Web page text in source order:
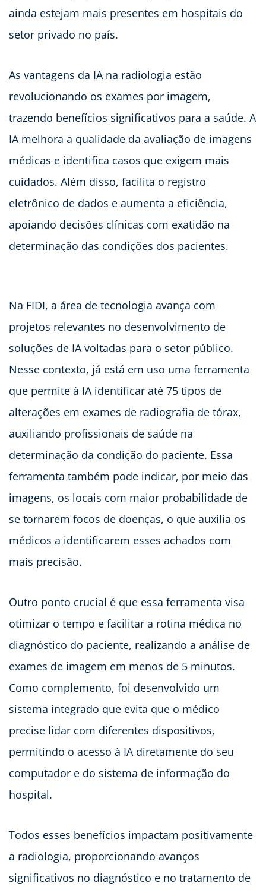
ainda estejam mais presentes em hospitais do
setor privado no país.
As vantagens da IA na radiologia estão
revolucionando os exames por imagem,
trazendo benefícios significativos para a saúde. A
IA melhora a qualidade da avaliação de imagens
médicas e identifica casos que exigem mais
cuidados. Além disso, facilita o registro
eletrônico de dados e aumenta a eficiência,
apoiando decisões clínicas com exatidão na
determinação das condições dos pacientes.
Na FIDI, a área de tecnologia avança com
projetos relevantes no desenvolvimento de
soluções de IA voltadas para o setor público.
Nesse contexto, já está em uso uma ferramenta
que permite à IA identificar até 75 tipos de
alterações em exames de radiografia de tórax,
auxiliando profissionais de saúde na
determinação da condição do paciente. Essa
ferramenta também pode indicar, por meio das
imagens, os locais com maior probabilidade de
se tornarem focos de doenças, o que auxilia os
médicos a identificarem esses achados com
mais precisão.
Outro ponto crucial é que essa ferramenta visa
otimizar o tempo e facilitar a rotina médica no
diagnóstico do paciente, realizando a análise de
exames de imagem em menos de 5 minutos.
Como complemento, foi desenvolvido um
sistema integrado que evita que o médico
precise lidar com diferentes dispositivos,
permitindo o acesso à IA diretamente do seu
computador e do sistema de informação do
hospital.
Todos esses benefícios impactam positivamente
a radiologia, proporcionando avanços
significativos no diagnóstico e no tratamento de